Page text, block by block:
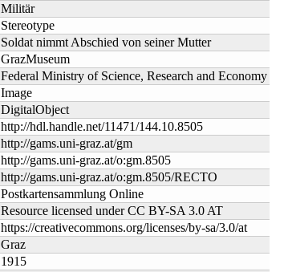
Militär
Stereotype
Soldat nimmt Abschied von seiner Mutter
GrazMuseum
Federal Ministry of Science, Research and Economy
Image
DigitalObject
http://hdl.handle.net/11471/144.10.8505
http://gams.uni-graz.at/gm
http://gams.uni-graz.at/o:gm.8505
http://gams.uni-graz.at/o:gm.8505/RECTO
Postkartensammlung Online
Resource licensed under CC BY-SA 3.0 AT
https://creativecommons.org/licenses/by-sa/3.0/at
Graz
1915